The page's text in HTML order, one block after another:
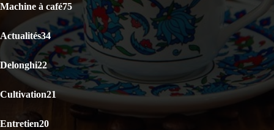
Machine à café75
Actualités34
Delonghi22
Cultivation21
Entretien20